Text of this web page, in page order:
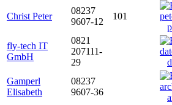
Christ Peter
08237
9607-12
101
fly-tech IT
GmbH
0821
207111-
29
Gamperl
Elisabeth
08237
9607-36